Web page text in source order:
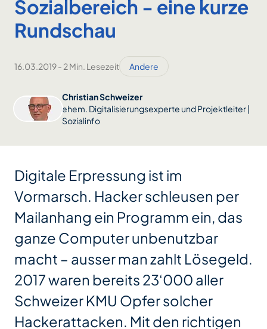
Sozialbereich - eine kurze
Rundschau
16.03.2019- 2 Min. Lesezeit Andere
Christian Schweizer
ehem. Digitalisierungsexperte und Projektleiter |
Sozialinfo
Digitale Erpressung ist im
Vormarsch. Hacker schleusen per
Mailanhang ein Programm ein, das
ganze Computer unbenutzbar
macht – ausser man zahlt Lösegeld.
2017 waren bereits 23‘000 aller
Schweizer KMU Opfer solcher
Hackerattacken. Mit den richtigen